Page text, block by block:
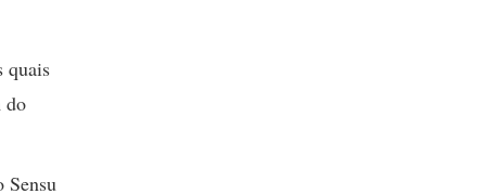
quais
do
Sensu